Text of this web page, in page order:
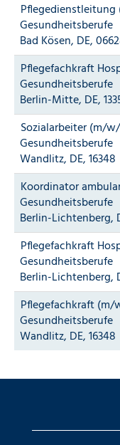
Pflegedienstleitung
Gesundheitsberufe
Bad Kösen, DE,
Pflegefachkraft
Gesundheitsberufe
Berlin-Mitte, DE,
Sozialarbeiter (m/
Gesundheitsberufe
Wandlitz, DE, 16348
Koordinator
Gesundheitsberufe
Berlin-Lichtenberg,
Pflegefachkraft
Gesundheitsberufe
Berlin-Lichtenberg,
Pflegefachkraft (m/
Gesundheitsberufe
Wandlitz, DE, 16348